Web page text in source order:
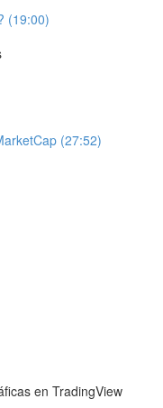
(19:00)
(27:52)
en TradingView